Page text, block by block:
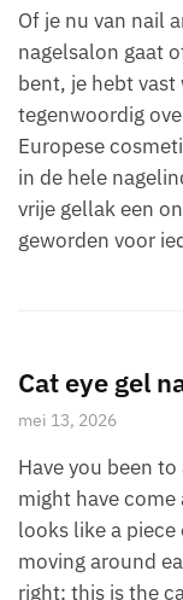
Of je nu van nail
nagelsalon gaat
bent, je hebt
tegenwoordig
Europese
in de hele
vrije gellak een
geworden voor
Cat eye gel
mei 13, 2026
Have you been
might have
looks like a
moving around
right; this is the